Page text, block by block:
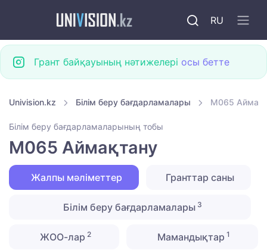
RU
Грант байқауының нәтижелері осы бетте
Univision.kz Білім беру бағдарламалары M065
Білім беру бағдарламаларының тобы
M065 Аймақтану
Жалпы мәліметтер Гранттар саны
Білім беру бағдарламалары3
ЖОО-лар 2 Мамандықтар 1